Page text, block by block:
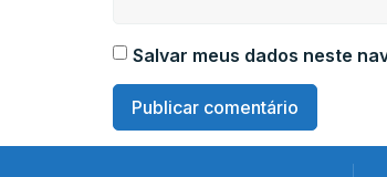
Salvar meus dados neste